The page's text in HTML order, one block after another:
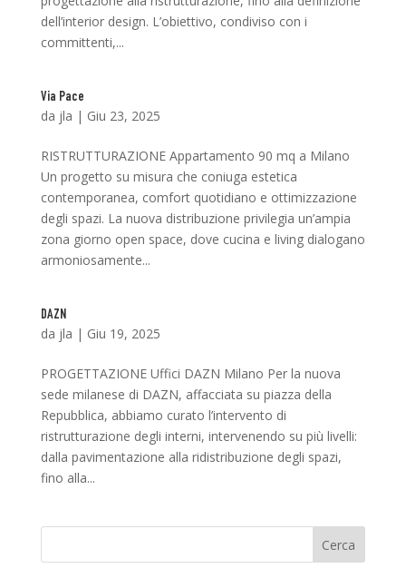
dell’interior design. L’obiettivo, condiviso con i
committenti,...
Via Pace
da jla | Giu 23, 2025
RISTRUTTURAZIONE Appartamento 90 mq a Milano
Un progetto su misura che coniuga estetica
contemporanea, comfort quotidiano e ottimizzazione
degli spazi. La nuova distribuzione privilegia un’ampia
zona giorno open space, dove cucina e living dialogano
armoniosamente...
DAZN
da jla | Giu 19, 2025
PROGETTAZIONE Uffici DAZN Milano Per la nuova
sede milanese di DAZN, affacciata su piazza della
Repubblica, abbiamo curato l’intervento di
ristrutturazione degli interni, intervenendo su più livelli:
dalla pavimentazione alla ridistribuzione degli spazi,
fino alla...
Cerca